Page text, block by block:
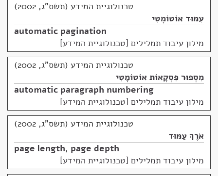
טכנולוגיית המידע (תשס"ג, 2002)
עִמּוּד אוֹטוֹמָטִי
automatic pagination
מילון עיבוד תמלילים [טכנולוגיית המידע]
טכנולוגיית המידע (תשס"ג, 2002)
מִסְפּוּר פִּסְקָאוֹת אוֹטוֹמָטִי
automatic paragraph numbering
מילון עיבוד תמלילים [טכנולוגיית המידע]
טכנולוגיית המידע (תשס"ג, 2002)
אֹרֶךְ עַמּוּד
page length, page depth
מילון עיבוד תמלילים [טכנולוגיית המידע]